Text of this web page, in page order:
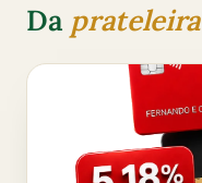
Da prateleira